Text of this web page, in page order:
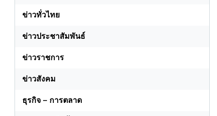
ข่าวทั่วไทย
ข่าวประชาสัมพันธ์
ข่าวราชการ
ข่าวสังคม
ธุรกิจ – การตลาด